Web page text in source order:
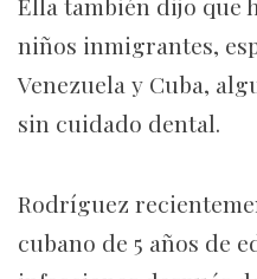
niños inmigrantes,
Venezuela y Cuba,
sin cuidado dental.
Rodríguez
cubano de 5 años de